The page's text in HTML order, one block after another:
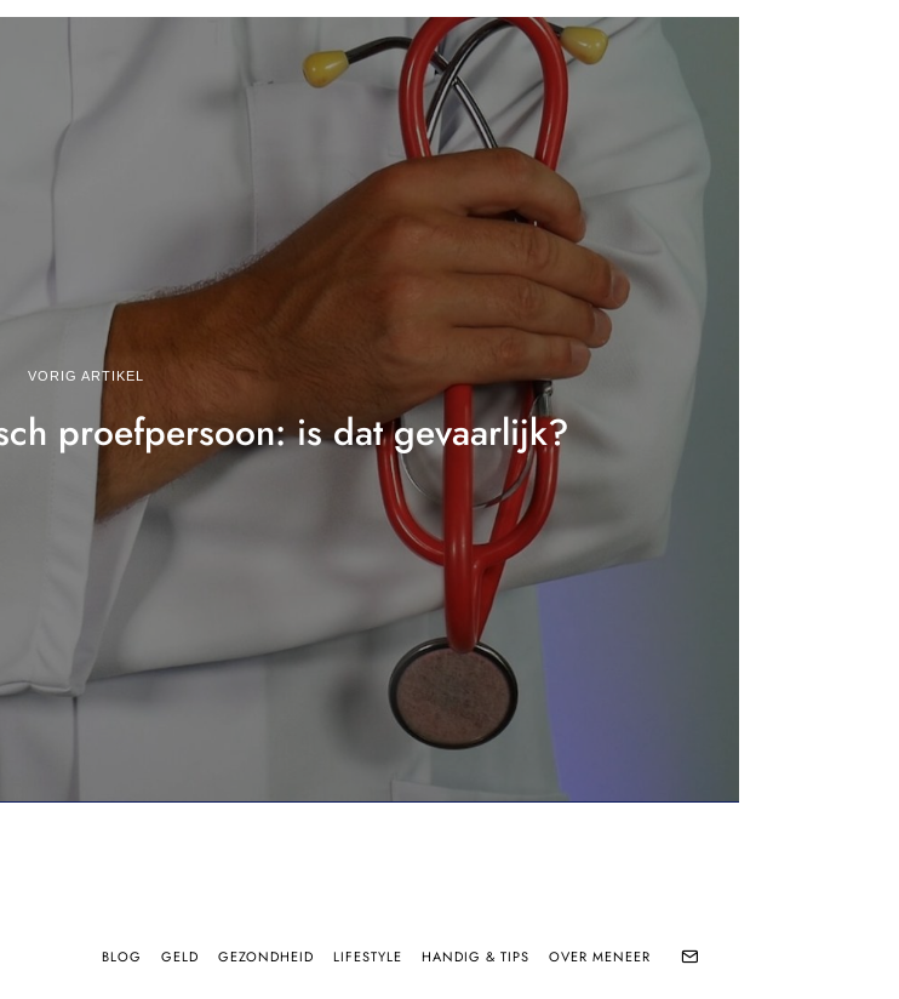
VORIG ARTIKEL
proefpersoon: is dat gevaarlijk?
BLOG GELD GEZONDHEID LIFESTYLE HANDIG & TIPS OVER MENEER